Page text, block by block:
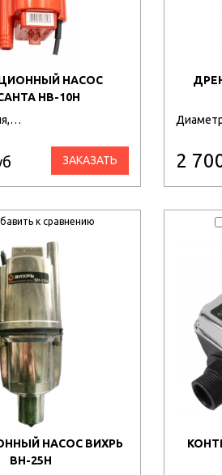
НАСОС
НВ-10Н
ЗАКАЗАТЬ 2
к сравнению
НАСОС ВИХРЬ
ВН-25Н